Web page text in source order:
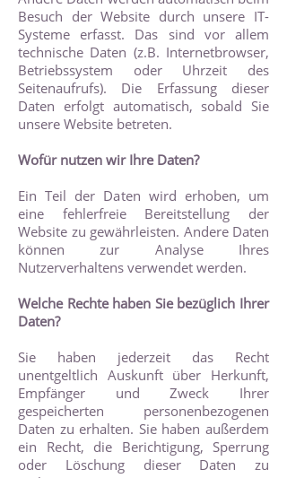
Besuch der Website durch unsere IT-
Systeme erfasst. Das sind vor allem
technische Daten (z.B. Internetbrowser,
Betriebssystem oder Uhrzeit des
Seitenaufrufs). Die Erfassung dieser
Daten erfolgt automatisch, sobald Sie
unsere Website betreten.
Wofür nutzen wir Ihre Daten?
Ein Teil der Daten wird erhoben, um
eine fehlerfreie Bereitstellung der
Website zu gewährleisten. Andere Daten
können zur Analyse Ihres
Nutzerverhaltens verwendet werden.
Welche Rechte haben Sie bezüglich Ihrer
Daten?
Sie haben jederzeit das Recht
unentgeltlich Auskunft über Herkunft,
Empfänger und Zweck Ihrer
gespeicherten personenbezogenen
Daten zu erhalten. Sie haben außerdem
ein Recht, die Berichtigung, Sperrung
oder Löschung dieser Daten zu